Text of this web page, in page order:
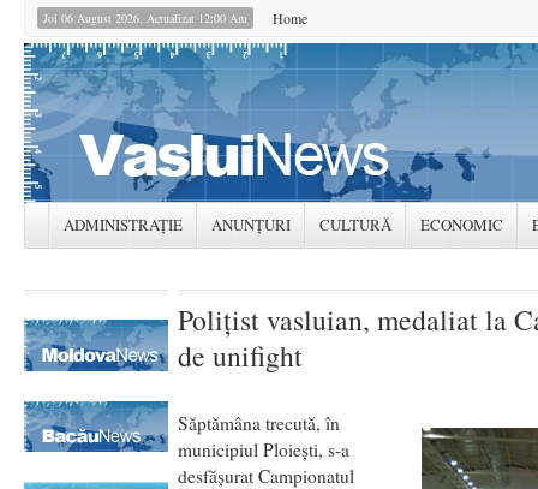
Joi 06 August 2026, Actualizat 12:00 Am Home
ADMINISTRAȚIE ANUNȚURI CULTURĂ ECONOMIC
Polițist vasluian, medaliat la
de unifight
Săptămâna trecută, în
municipiul Ploiești, s-a
desfăşurat Campionatul